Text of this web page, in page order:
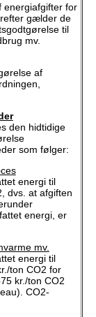
energiafgifter for
gælder de
til
mv.
af
den hidtidige
som følger:
energi til
dvs. at afgiften
energi, er
mv.
energi til
ton CO2 for
kr./ton CO2
CO2-